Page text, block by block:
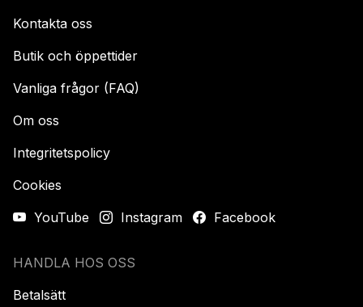
Kontakta oss
Butik och öppettider
Vanliga frågor (FAQ)
Om oss
Integritetspolicy
Cookies
YouTube
Instagram Facebook
HANDLA HOS OSS
Betalsätt